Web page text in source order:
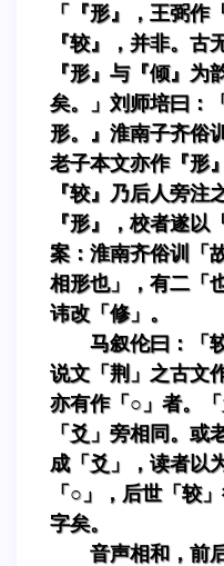
「『形』，王弼作
『较』，并非。古
『形』与『倾』为
矣。」刘师培曰：
形。』淮南子齐俗
老子本文亦作『形
『较』乃后人旁注
『形』，校者遂以
案：淮南齐俗训「
相形也」，有二「
讳改「修」。
马叙伦曰：「
说文「荆」之古文
亦有作「○」者。
「爻」旁相同。或
成「爻」，读者以
「○」，后世「较
字矣。
音声相和，前